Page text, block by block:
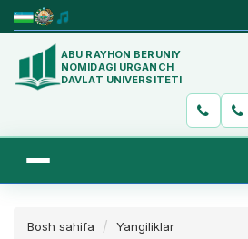
ABU RAYHON BERUNIY
NOMIDAGI URGANCH
DAVLAT UNIVERSITETI
Bosh sahifa Yangiliklar